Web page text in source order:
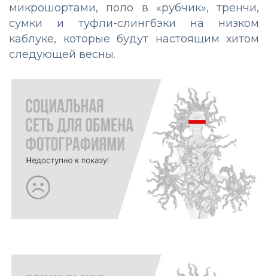
микрошортами, поло в «рубчик», тренчи,
сумки и туфли-слингбэки на низком
каблуке, которые будут настоящим хитом
следующей весны.